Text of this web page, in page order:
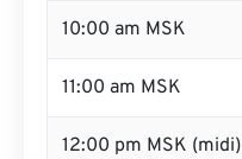
10:00 am MSK
11:00 am MSK
12:00 pm MSK (midi)